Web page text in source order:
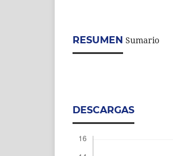
RESUMEN Sumario
DESCARGAS